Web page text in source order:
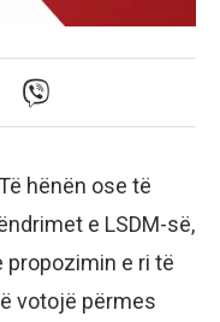
Të hënën ose të
e LSDM-së,
propozimin e ri të
votojë përmes